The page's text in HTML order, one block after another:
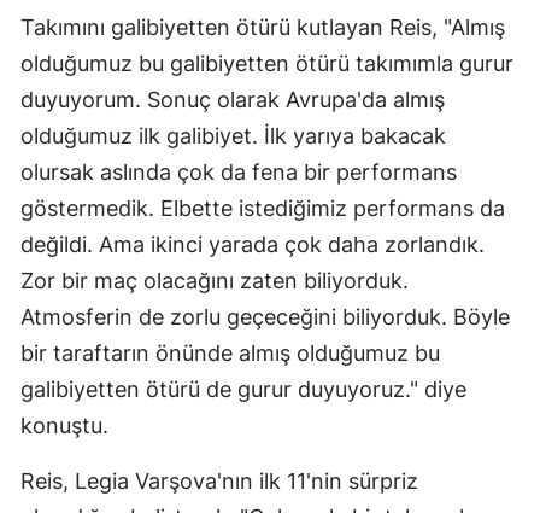
Samsun
Siirt
Sinop
Sivas
Tekirdağ
Tokat
Trabzon
Tunceli
Van
Takımını galibiyetten ötürü kutlayan Reis, "Almış
olduğumuz bu galibiyetten ötürü takımımla gurur
duyuyorum. Sonuç olarak Avrupa'da almış
olduğumuz ilk galibiyet. İlk yarıya bakacak
olursak aslında çok da fena bir performans
göstermedik. Elbette istediğimiz performans da
değildi. Ama ikinci yarada çok daha zorlandık.
Zor bir maç olacağını zaten biliyorduk.
Atmosferin de zorlu geçeceğini biliyorduk. Böyle
bir taraftarın önünde almış olduğumuz bu
galibiyetten ötürü de gurur duyuyoruz." diye
konuştu.
Reis, Legia Varşova'nın ilk 11'nin sürpriz